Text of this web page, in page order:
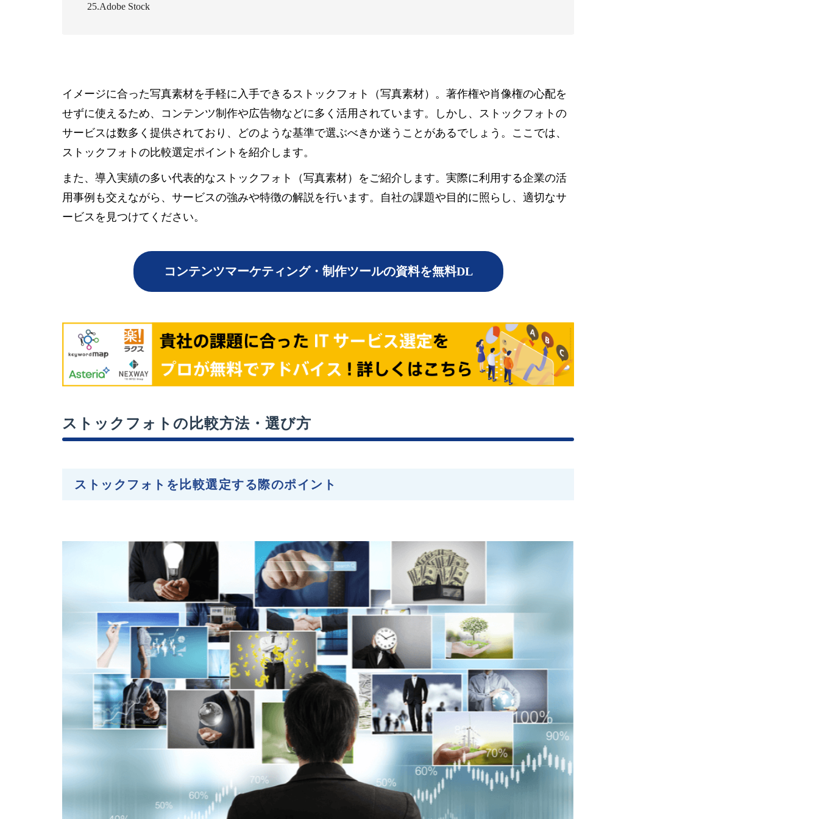
25.Adobe Stock
イメージに合った写真素材を手軽に入手できるストックフォト（写真素材）。著作権や肖像権の心配を
せずに使えるため、コンテンツ制作や広告物などに多く活用されています。しかし、ストックフォトの
サービスは数多く提供されており、どのような基準で選ぶべきか迷うことがあるでしょう。ここでは、
ストックフォトの比較選定ポイントを紹介します。
また、導入実績の多い代表的なストックフォト（写真素材）をご紹介します。実際に利用する企業の活
用事例も交えながら、サービスの強みや特徴の解説を行います。自社の課題や目的に照らし、適切なサ
ービスを見つけてください。
コンテンツマーケティング・制作ツールの資料を無料DL
ストックフォトの比較方法・選び方
ストックフォトを比較選定する際のポイント